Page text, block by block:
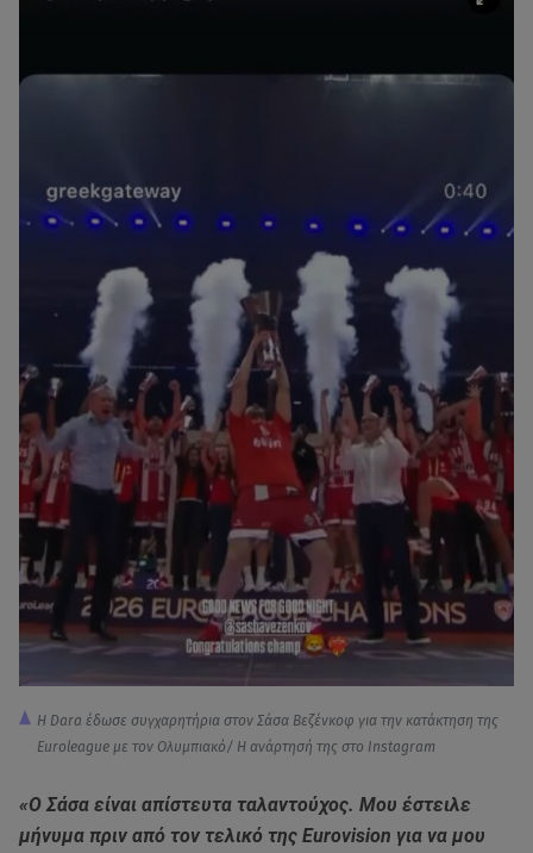
Η Dara έδωσε συγχαρητήρια στον Σάσα Βεζένκοφ για την κατάκτηση της
Euroleague με τον Ολυμπιακό/ H ανάρτησή της στο Instagram
«Ο Σάσα είναι απίστευτα ταλαντούχος. Μου έστειλε
μήνυμα πριν από τον τελικό της Eurovision για να μου